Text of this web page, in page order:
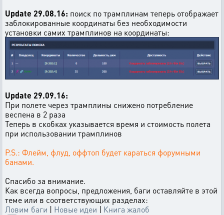
Update 29.08.16: поиск по трамплинам теперь отображает
заблокированные координаты без необходимости
установки самих трамплинов на координаты:
Update 29.09.16:
При полете через трамплины снижено потребление
веспена в 2 раза
Теперь в скобках указывается время и стоимость полета
при использовании трамплинов
P.S.: Флейм, флуд, оффтоп будет караться форумными
банами.
Спасибо за внимание.
Как всегда вопросы, предложения, баги оставляйте в этой
теме или в соответствующих разделах:
Ловим баги | Новые идеи | Книга жалоб